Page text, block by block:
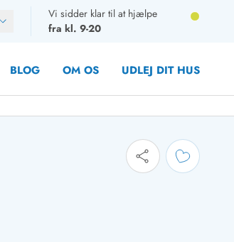
Vi sidder klar til at hjælpe
fra kl. 9-20
BLOG OM OS UDLEJ DIT HUS